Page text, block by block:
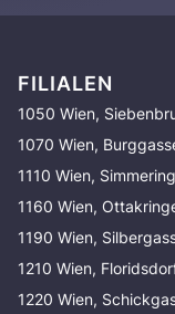
FILIALEN
1050 Wien,
1070 Wien,
1110 Wien,
1160 Wien,
1190 Wien,
1210 Wien,
1220 Wien,